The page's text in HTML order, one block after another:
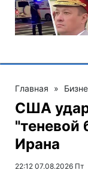
Главная »
США
"теневой
Ирана
22:12 07.08.2026 Пт